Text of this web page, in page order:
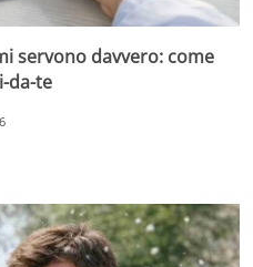
servono davvero: come
da-te